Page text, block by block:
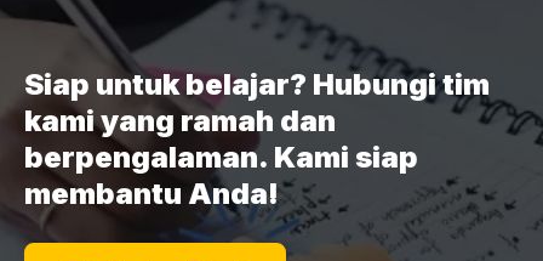
Siap untuk belajar? Hubungi tim
kami yang ramah dan
berpengalaman. Kami siap
membantu Anda!